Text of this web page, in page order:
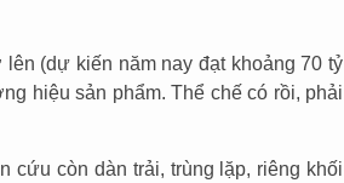
(dự kiến năm nay đạt khoảng 70 tỷ
hiệu sản phẩm. Thể chế có rồi, phải
cứu còn dàn trải, trùng lặp, riêng khối